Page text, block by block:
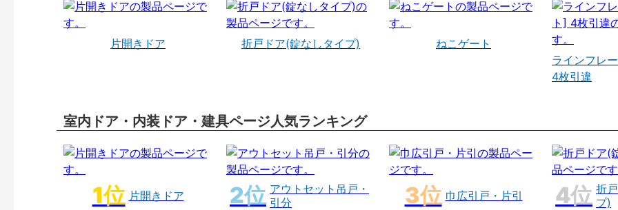
片開きドア 折戸ドア(錠なしタイプ)
ねこゲート
ラインフレ
4枚引違
室内ドア・内装ドア・建具ページ人気ランキング
片開きドア
アウトセット吊戸・
引分
巾広引戸・片引
折
プ)